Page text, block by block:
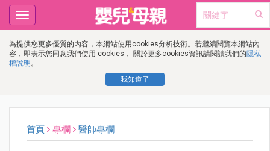
為提供您更多優質的內容，本網站使用cookies分析技術。若繼續閱覽本網站內
容，即表示您同意我們使用 cookies， 關於更多cookies資訊請閱讀我們的隱私
權說明 。
我知道了
Toggle
navigation
首頁 專欄 醫師專欄